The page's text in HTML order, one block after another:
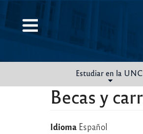
Pasar
contenido
Estudiar en la UNC
Becas y
Idioma Español